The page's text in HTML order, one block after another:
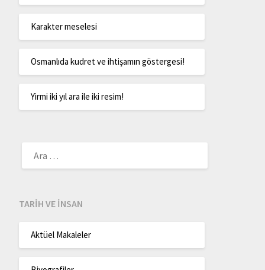
Karakter meselesi
Osmanlıda kudret ve ihtişamın göstergesi!
Yirmi iki yıl ara ile iki resim!
TARIH VE İNSAN
Aktüel Makaleler